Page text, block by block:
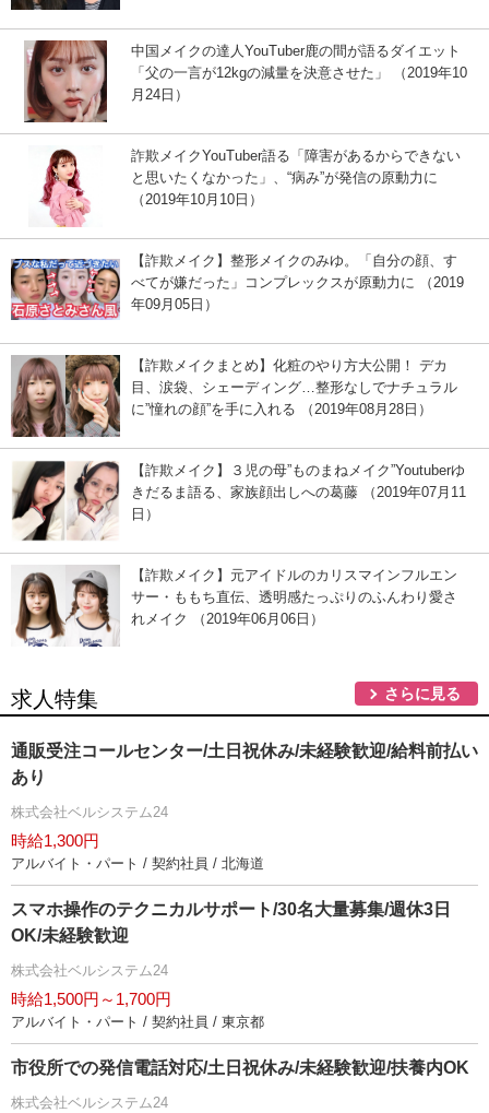
中国メイクの達人YouTuber鹿の間が語るダイエット
「父の一言が12kgの減量を決意させた」 （2019年10
月24日）
詐欺メイクYouTuber語る「障害があるからできない
と思いたくなかった」、“病み”が発信の原動力に
（2019年10月10日）
【詐欺メイク】整形メイクのみゆ。「自分の顔、す
べてが嫌だった」コンプレックスが原動力に （2019
年09月05日）
【詐欺メイクまとめ】化粧のやり方大公開！ デカ
目、涙袋、シェーディング…整形なしでナチュラル
に”憧れの顔”を手に入れる （2019年08月28日）
【詐欺メイク】３児の母”ものまねメイク”Youtuberゆ
きだるま語る、家族顔出しへの葛藤 （2019年07月11
日）
【詐欺メイク】元アイドルのカリスマインフルエン
サー・ももち直伝、透明感たっぷりのふんわり愛さ
れメイク （2019年06月06日）
求人特集 さらに見る
通販受注コールセンター/土日祝休み/未経験歓迎/給料前払い
あり
株式会社ベルシステム24
時給1,300円
アルバイト・パート / 契約社員 / 北海道
スマホ操作のテクニカルサポート/30名大量募集/週休3日
OK/未経験歓迎
株式会社ベルシステム24
時給1,500円～1,700円
アルバイト・パート / 契約社員 / 東京都
市役所での発信電話対応/土日祝休み/未経験歓迎/扶養内OK
株式会社ベルシステム24